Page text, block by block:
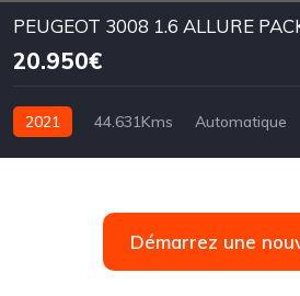
20.950€
2021 44.631Kms
Automatique
Démarrez une